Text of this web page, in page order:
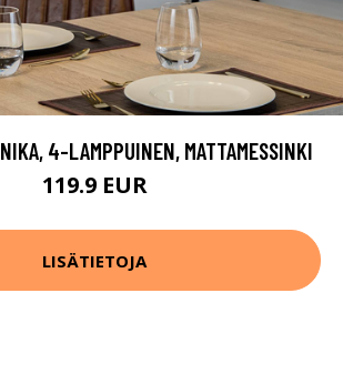
4-LAMPPUINEN, MATTAMESSINKI
119.9 EUR
LISÄTIETOJA